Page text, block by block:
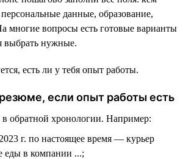
данные, образование,
многие вопросы есть готовые варианты
выбрать нужные.
есть ли у тебя опыт работы.
если опыт работы есть
обратной хронологии. Например:
г. по настоящее время — курьер
еды в компании ...;